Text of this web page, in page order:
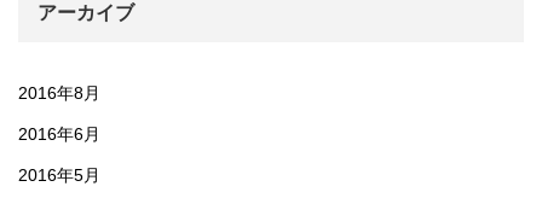
アーカイブ
2016年8月
2016年6月
2016年5月